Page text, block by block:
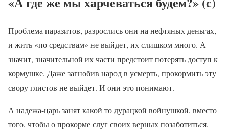
Проблема паразитов, разрослись они на нефтяных деньгах,
и жить «по средствам» не выйдет, их слишком много. А
значит, значительной их части предстоит потерять доступ к
кормушке. Даже загнобив народ в усмерть, прокормить эту
свору глистов не выйдет. И они это понимают.
А надежа-царь занят какой то дурацкой войнушкой, вместо
того, чтобы о прокорме слуг своих верных позаботиться.